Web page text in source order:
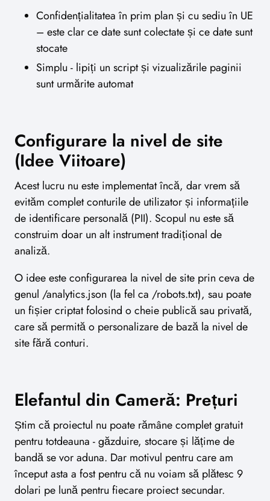
Confidențialitatea în prim plan și cu sediu în UE
– este clar ce date sunt colectate și ce date sunt
stocate
Simplu - lipiți un script și vizualizările paginii
sunt urmărite automat
Configurare la nivel de site
(Idee Viitoare)
Acest lucru nu este implementat încă, dar vrem să
evităm complet conturile de utilizator și informațiile
de identificare personală (PII). Scopul nu este să
construim doar un alt instrument tradițional de
analiză.
O idee este configurarea la nivel de site prin ceva de
genul /analytics.json (la fel ca /robots.txt), sau poate
un fișier criptat folosind o cheie publică sau privată,
care să permită o personalizare de bază la nivel de
site fără conturi.
Elefantul din Cameră: Prețuri
Știm că proiectul nu poate rămâne complet gratuit
pentru totdeauna - găzduire, stocare și lățime de
bandă se vor aduna. Dar motivul pentru care am
început asta a fost pentru că nu voiam să plătesc 9
dolari pe lună pentru fiecare proiect secundar.